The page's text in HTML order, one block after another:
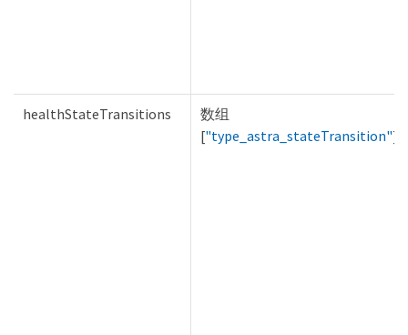
healthStateTransitions
数组
["type_astra_stateTransition"]